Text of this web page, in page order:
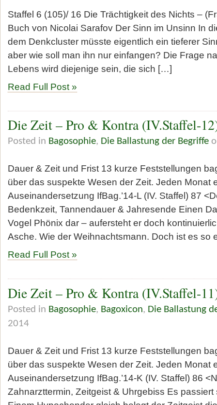
Staffel 6 (105)/ 16 Die Trächtigkeit des Nichts –
Buch von Nicolai Sarafov Der Sinn im Unsinn In
dem Denkcluster müsste eigentlich ein tieferer
aber wie soll man ihn nur einfangen? Die Frage
Lebens wird diejenige sein, die sich […]
Read Full Post »
Die Zeit – Pro & Kontra (IV.Staffel-
Posted in Bagosophie, Die Ballastung der Begriffe
Dauer & Zeit und Frist 13 kurze Feststellungen
über das suspekte Wesen der Zeit. Jeden Monat
Auseinandersetzung IfBag.’14-L (IV. Staffel) 87
Bedenkzeit, Tannendauer & Jahresende Einen
Vogel Phönix dar – aufersteht er doch
Asche. Wie der Weihnachtsmann. Doch ist es so
Read Full Post »
Die Zeit – Pro & Kontra (IV.Staffel-
Posted in Bagosophie, Bagoxicon, Die Ballastung
2014
Dauer & Zeit und Frist 13 kurze Feststellungen
über das suspekte Wesen der Zeit. Jeden Monat
Auseinandersetzung IfBag.’14-K (IV. Staffel) 86
Zahnarzttermin, Zeitgeist & Uhrgebiss Es